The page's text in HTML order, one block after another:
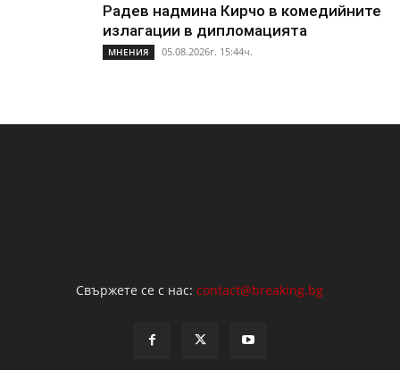
Радев надмина Кирчо в комедийните
излагации в дипломацията
МНЕНИЯ 05.08.2026г. 15:44ч.
Свържете се с нас:contact@breaking.bg